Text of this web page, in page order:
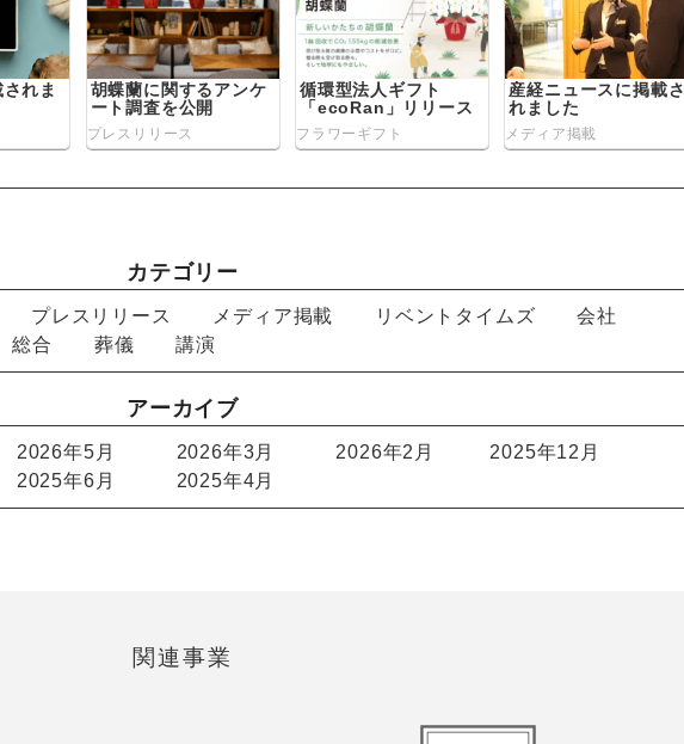
れま
胡蝶蘭に関するアンケ
ート調査を公開
プレスリリース
循環型法人ギフト
「ecoRan」リリース
フラワーギフト
産経ニュースに掲載さ
れました
メディア掲載
カテゴリー
プレスリリース メディア掲載 リベントタイムズ
会社
総合 葬儀 講演
アーカイブ
2026年5月 2026年3月 2026年2月
2025年12月
2025年6月 2025年4月
関連事業